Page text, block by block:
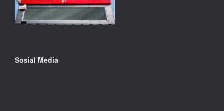
Sosial Media